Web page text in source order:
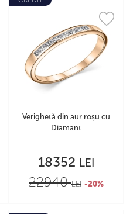
Verighetă din aur roșu cu
Diamant
18352 LEI
22940LEI -20%